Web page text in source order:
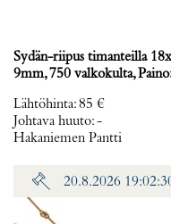
Sydän-riipus timanteilla
9mm, 750 valkokulta,
Lähtöhinta:85 €
Johtava huuto:-
Hakaniemen Pantti
20.8.2026